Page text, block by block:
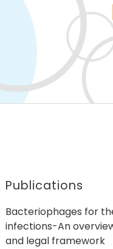
Publications
Bacteriophages for
infections-An
and legal framework